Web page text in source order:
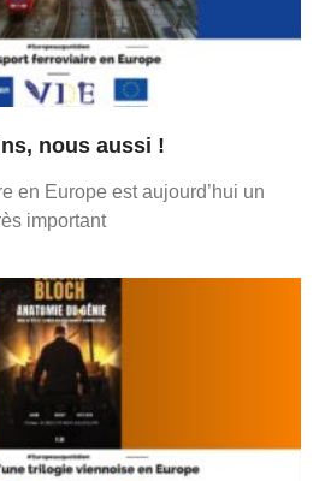
nous aussi !
en Europe est aujourd’hui un
important